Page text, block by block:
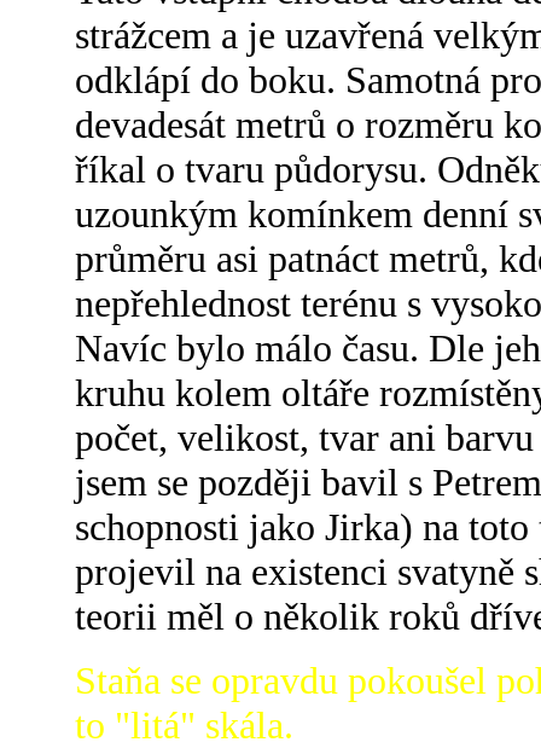
strážcem a je uzavřená
odklápí do boku. Samotná
devadesát metrů o rozměru
říkal o tvaru půdorysu.
uzounkým komínkem denní
průměru asi patnáct metrů,
nepřehlednost terénu s
Navíc bylo málo času. Dle
kruhu kolem oltáře
počet, velikost, tvar ani
jsem se později bavil s
schopnosti jako Jirka) na
projevil na existenci svatyně
teorii měl o několik roků
Staňa se opravdu pokoušel
to "litá" skála.